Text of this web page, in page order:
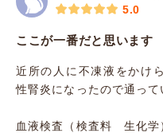
5.0
ここが一番だと思います
近所の人に不凍液をかけ
性腎炎になったので通って
血液検査（検査料 生化学